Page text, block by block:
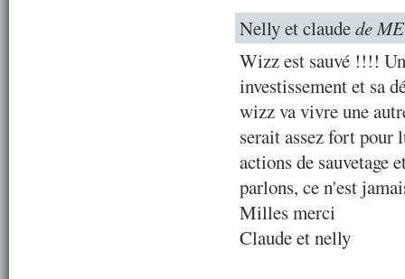
Nelly et claudede
Wizz est sauvé !!!!
investissement et sa
wizz va vivre une
serait assez fort pour
actions de sauvetage
parlons, ce n'est
Milles merci
Claude et nelly